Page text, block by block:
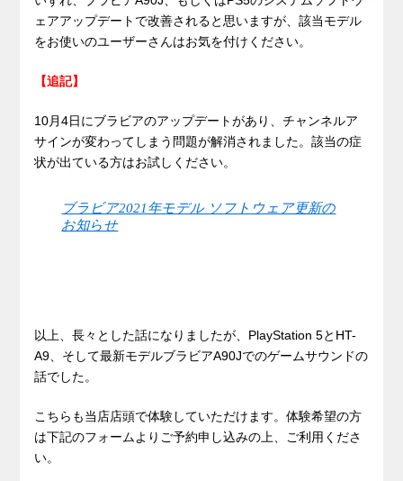
ェアアップデートで改善されると思いますが、該当モデル
をお使いのユーザーさんはお気を付けください。
【追記】
10月4日にブラビアのアップデートがあり、チャンネルア
サインが変わってしまう問題が解消されました。該当の症
状が出ている方はお試しください。
ブラビア2021年モデル ソフトウェア更新の
お知らせ
以上、長々とした話になりましたが、PlayStation 5とHT-
A9、そして最新モデルブラビアA90Jでのゲームサウンドの
話でした。
こちらも当店店頭で体験していただけます。体験希望の方
は下記のフォームよりご予約申し込みの上、ご利用くださ
い。